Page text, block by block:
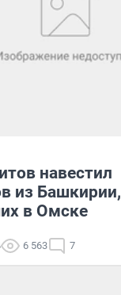
навестил
из Башкирии,
в Омске
6 563 7